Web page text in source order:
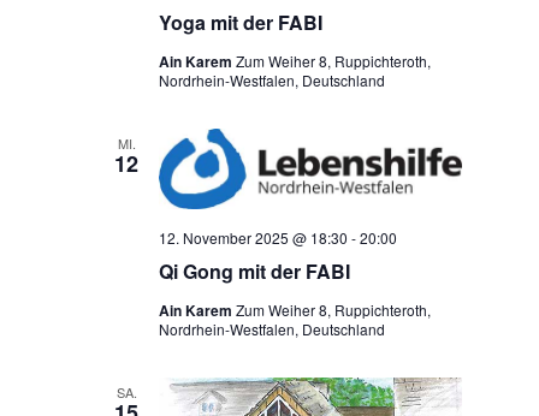
Yoga mit der FABI
Ain KaremZum Weiher 8, Ruppichteroth,
Nordrhein-Westfalen, Deutschland
MI.
12
Qi Gong mit der FABI
12. November 2025 @ 18:30 -20:00
Ain KaremZum Weiher 8, Ruppichteroth,
Nordrhein-Westfalen, Deutschland
SA.